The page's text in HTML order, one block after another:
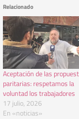
Relacionado
Aceptación de las
paritarias: respetamos la
voluntad los trabajadores
17 julio, 2026
En «noticias»